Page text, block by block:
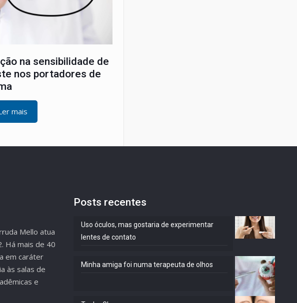
na sensibilidade de
nos portadores de
mais
Mello atua
Há mais de 40
em caráter
às salas de
e
Posts recentes
Uso óculos, mas gostaria de experimentar
lentes de contato
Minha amiga foi numa terapeuta de olhos